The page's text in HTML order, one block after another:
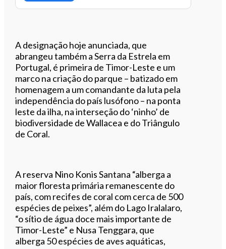
A designação hoje anunciada, que
abrangeu também a Serra da Estrela em
Portugal, é primeira de Timor-Leste e um
marco na criação do parque – batizado em
homenagem a um comandante da luta pela
independência do país lusófono – na ponta
leste da ilha, na interseção do ‘ninho’ de
biodiversidade de Wallacea e do Triângulo
de Coral.
A reserva Nino Konis Santana “alberga a
maior floresta primária remanescente do
país, com recifes de coral com cerca de 500
espécies de peixes”, além do Lago Iralalaro,
“o sítio de água doce mais importante de
Timor-Leste” e Nusa Tenggara, que
alberga 50 espécies de aves aquáticas,